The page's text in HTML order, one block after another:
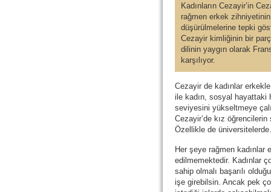
Kadınların Cezayir’in
rağmen erkek
düşürülmelerine tepki
Cezayir kimliğinin bir
dilinin yaygın olarak
karşılıyor.
Cezayir de kadınlar
ile kadın, sosyal hayattaki
seviyesini yükseltmeye
Cezayir’de kız öğrencilerin
Özellikle de
Her şeye rağmen kadınlar
edilmemektedir. Kadınlar
sahip olmalı başarılı
işe girebilsin. Ancak pek